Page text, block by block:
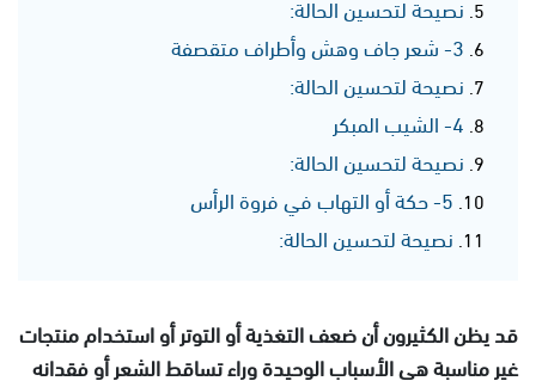
3- شعر جاف وهش وأطراف متقصفة
نصيحة لتحسين الحالة:
4- الشيب المبكر
نصيحة لتحسين الحالة:
5- حكة أو التهاب في فروة الرأس
نصيحة لتحسين الحالة:
قد يظن الكثيرون أن ضعف التغذية أو التوتر أو استخدام منتجات
غير مناسبة هي الأسباب الوحيدة وراء تساقط الشعر أو فقدانه